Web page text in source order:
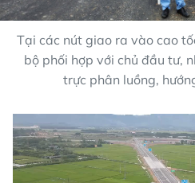
Tại các nút giao ra vào cao
bộ phối hợp với chủ đầu tư,
trực phân luồng,